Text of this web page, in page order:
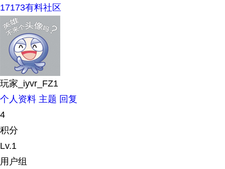
17173有料社区
玩家_iyvr_FZ1
个人资料 主题 回复
4
积分
Lv.1
用户组